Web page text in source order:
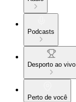
Podcasts
Desporto ao vivo
Perto de você